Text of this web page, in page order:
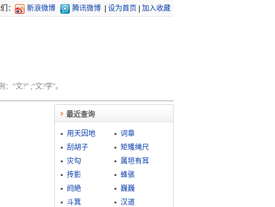
： 新浪微博 腾讯微博 设为首页 加入收藏
“文?” ;“文?学”。
最近查询
用天因地
词章
刮胡子
矩矱绳尺
灾勾
属垣有耳
抟影
蜂骇
阏絶
巍巍
斗箕
汉道